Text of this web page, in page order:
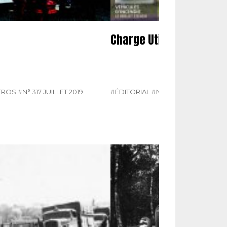
#N° 317 JUILLET 2019
Charge Utile n° 317 de
#ÉDITORIAL #N° 317 JUILLET 2019